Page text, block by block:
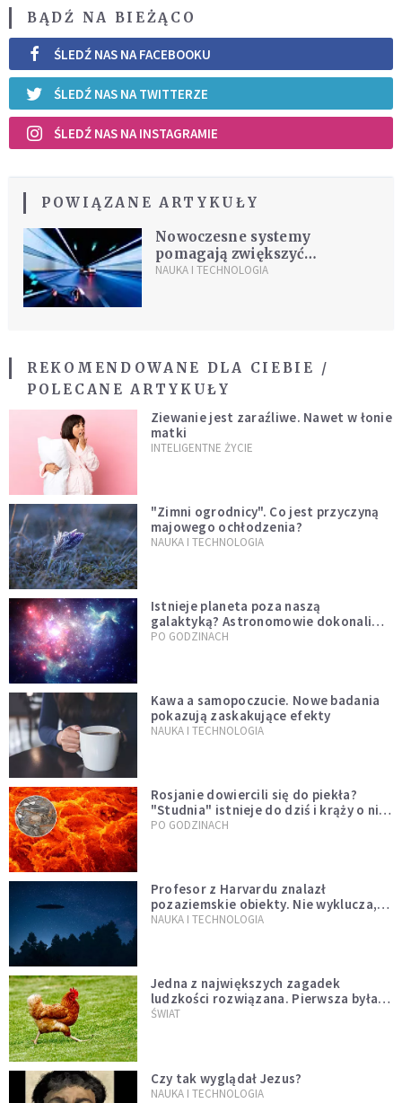
BĄDŹ NA BIEŻĄCO
ŚLEDŹ NAS NA FACEBOOKU
ŚLEDŹ NAS NA TWITTERZE
ŚLEDŹ NAS NA INSTAGRAMIE
POWIĄZANE ARTYKUŁY
Nowoczesne systemy
pomagają zwiększyć
bezpieczeństwo samochodów
NAUKA I TECHNOLOGIA
REKOMENDOWANE DLA CIEBIE /
POLECANE ARTYKUŁY
Ziewanie jest zaraźliwe. Nawet w łonie
matki
INTELIGENTNE ŻYCIE
"Zimni ogrodnicy". Co jest przyczyną
majowego ochłodzenia?
NAUKA I TECHNOLOGIA
Istnieje planeta poza naszą
galaktyką? Astronomowie dokonali
niezwykłego odkrycia
PO GODZINACH
Kawa a samopoczucie. Nowe badania
pokazują zaskakujące efekty
NAUKA I TECHNOLOGIA
Rosjanie dowiercili się do piekła?
"Studnia" istnieje do dziś i krąży o niej
legenda, w której jest ziarno prawdy
PO GODZINACH
Profesor z Harvardu znalazł
pozaziemskie obiekty. Nie wyklucza,
że "to technologia obcych"
NAUKA I TECHNOLOGIA
Jedna z największych zagadek
ludzkości rozwiązana. Pierwsza była
kura, a nie jajko
ŚWIAT
Czy tak wyglądał Jezus?
NAUKA I TECHNOLOGIA